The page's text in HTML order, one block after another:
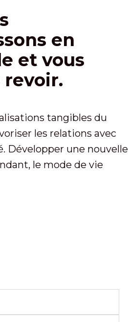
en
et vous
revoir.
tangibles du
les relations avec
Développer une nouvelle
le mode de vie